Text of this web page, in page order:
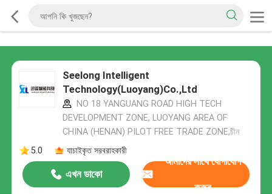
Seelong Intelligent
Technology(Luoyang)Co.,Ltd
NO 18 YANGUANG ROAD HIGH TECH
DEVELOPMENT ZONE, LUOYANG AREA OF
CHINA (HENAN) PILOT FREE TRADE ZONE,চীন
5.0
যাচাইকৃত সরবরাহকারী
এখন ডাকো
আমাদের সাথে যোগাযোগ
করুন